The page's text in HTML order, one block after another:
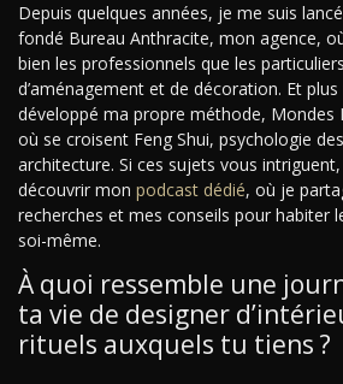
Depuis quelques années, je me suis
fondé Bureau Anthracite, mon agence,
bien les professionnels que les
d’aménagement et de décoration. Et plus
développé ma propre méthode, Mondes
où se croisent Feng Shui, psychologie
architecture. Si ces sujets vous
découvrir mon podcast dédié, où je
recherches et mes conseils pour habiter
soi-même.
À quoi ressemble une
ta vie de designer
rituels auxquels tu tiens ?